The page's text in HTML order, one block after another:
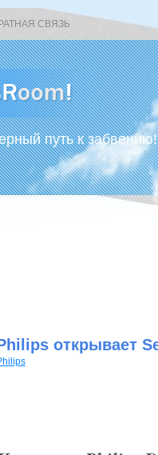
СВЯЗЬ
путь к
открывает